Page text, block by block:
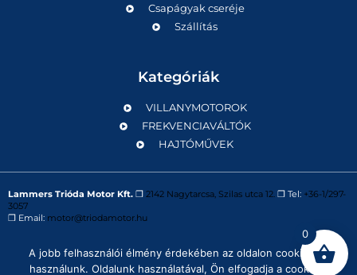
Csapágyak cseréje
Szállítás
Kategóriák
VILLANYMOTOROK
FREKVENCIAVÁLTÓK
HAJTÓMŰVEK
Lammers Trióda Motor Kft. ❒ 2142 Nagytarcsa, Szilas utca 12. ❒ Tel: +36-1/297-
3057
❒ Email: motor@triodamotor.hu
Powered byDigit-Now Kft.
0
A jobb felhasználói élmény érdekében az oldalon cookie-kat
használunk. Oldalunk használatával, Ön elfogadja a cookie-k